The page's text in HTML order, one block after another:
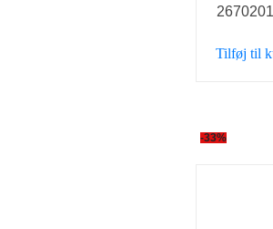
Tilføj til
-33%